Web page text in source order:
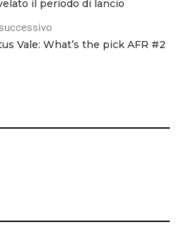
il periodo di lancio
successivo
Vale: What’s the pick AFR #2